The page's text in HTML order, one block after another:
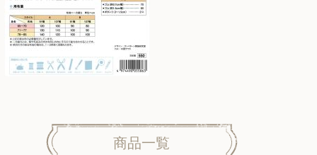
商品一覧